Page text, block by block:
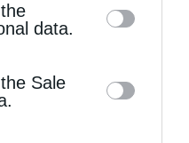
on the IAB’s list
This
disclosed by us to
List of
data.
Sale
ενημερώνει τους